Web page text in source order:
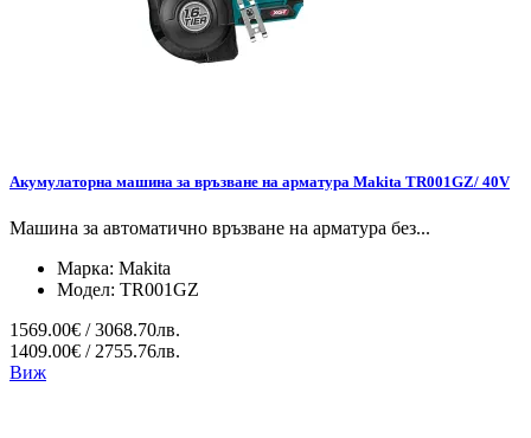
Акумулаторна машина за връзване на арматура Makita TR001GZ/ 40V
Машина за автоматично връзване на арматура без...
Марка: Makita
Модел: TR001GZ
1569.00€ / 3068.70лв.
1409.00€ / 2755.76лв.
Виж